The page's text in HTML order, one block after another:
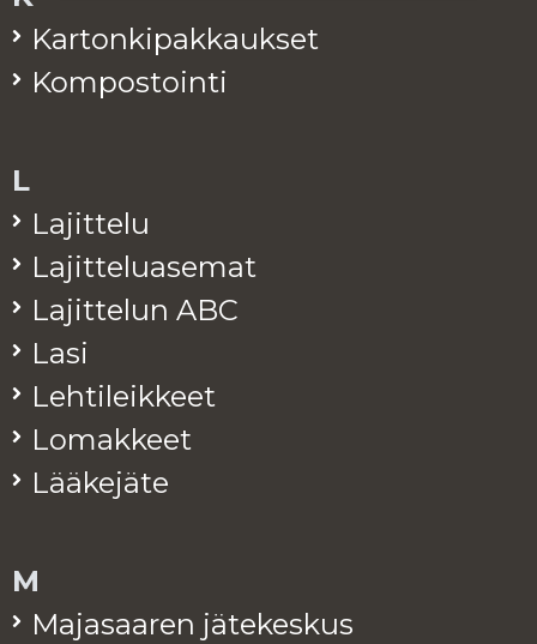
Kar­ton­ki­pak­kauk­set
Kom­pos­toin­ti
L
La­jit­te­lu
La­jit­te­lua­se­mat
La­jit­te­lun ABC
Lasi
Leh­ti­leik­keet
Lo­mak­keet
Lää­ke­jä­te
M
Ma­ja­saa­ren jä­te­kes­kus